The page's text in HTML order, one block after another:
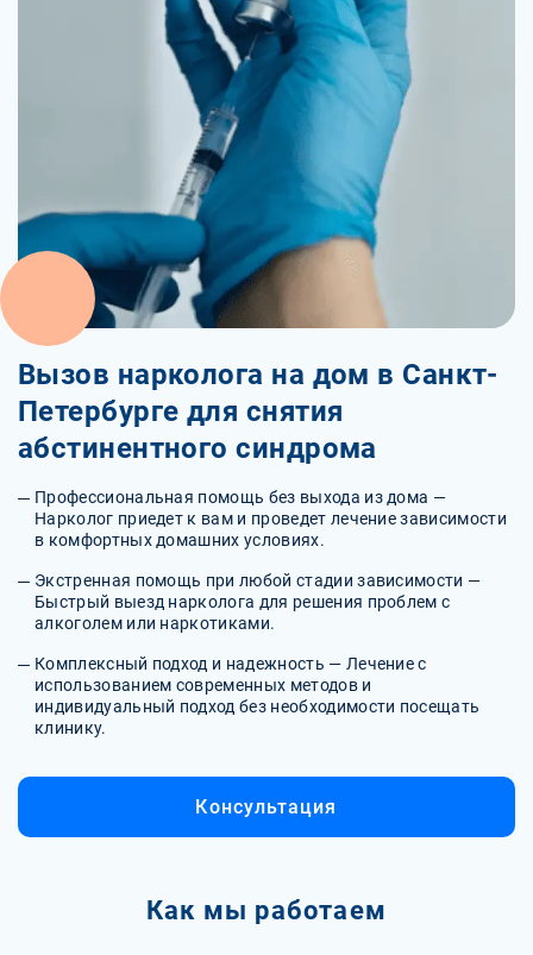
Вызов нарколога на дом в Санкт-
Петербурге для снятия
абстинентного синдрома
Профессиональная помощь без выхода из дома —
Нарколог приедет к вам и проведет лечение зависимости
в комфортных домашних условиях.
Экстренная помощь при любой стадии зависимости —
Быстрый выезд нарколога для решения проблем с
алкоголем или наркотиками.
Комплексный подход и надежность — Лечение с
использованием современных методов и
индивидуальный подход без необходимости посещать
клинику.
Консультация
Как мы работаем